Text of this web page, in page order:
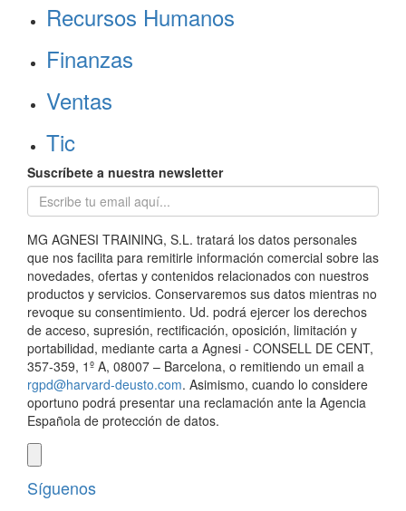
Recursos Humanos
Finanzas
Ventas
Tic
Suscríbete a nuestra newsletter
MG AGNESI TRAINING, S.L. tratará los datos personales
que nos facilita para remitirle información comercial sobre las
novedades, ofertas y contenidos relacionados con nuestros
productos y servicios. Conservaremos sus datos mientras no
revoque su consentimiento. Ud. podrá ejercer los derechos
de acceso, supresión, rectificación, oposición, limitación y
portabilidad, mediante carta a Agnesi - CONSELL DE CENT,
357-359, 1º A, 08007 – Barcelona, o remitiendo un email a
rgpd@harvard-deusto.com. Asimismo, cuando lo considere
oportuno podrá presentar una reclamación ante la Agencia
Española de protección de datos.
Síguenos